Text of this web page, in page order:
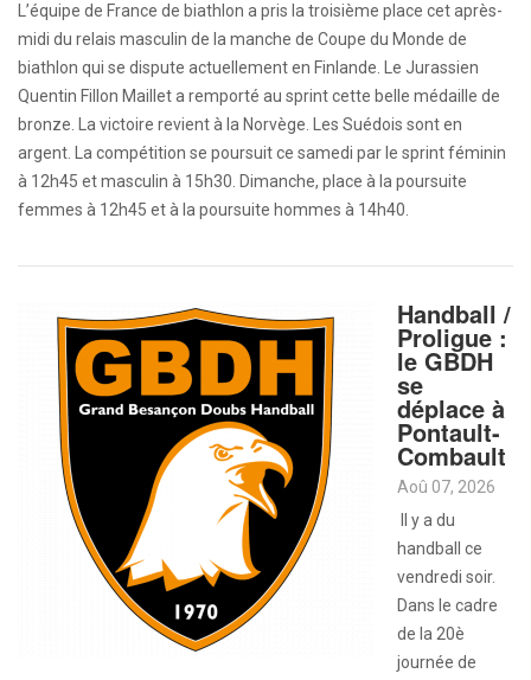
L’équipe de France de biathlon a pris la troisième place cet après-
midi du relais masculin de la manche de Coupe du Monde de
biathlon qui se dispute actuellement en Finlande. Le Jurassien
Quentin Fillon Maillet a remporté au sprint cette belle médaille de
bronze. La victoire revient à la Norvège. Les Suédois sont en
argent. La compétition se poursuit ce samedi par le sprint féminin
à 12h45 et masculin à 15h30. Dimanche, place à la poursuite
femmes à 12h45 et à la poursuite hommes à 14h40.
Handball /
Proligue :
le GBDH
se
déplace à
Pontault-
Combault
Aoû 07, 2026
Il y a du
handball ce
vendredi soir.
Dans le cadre
de la 20è
journée de